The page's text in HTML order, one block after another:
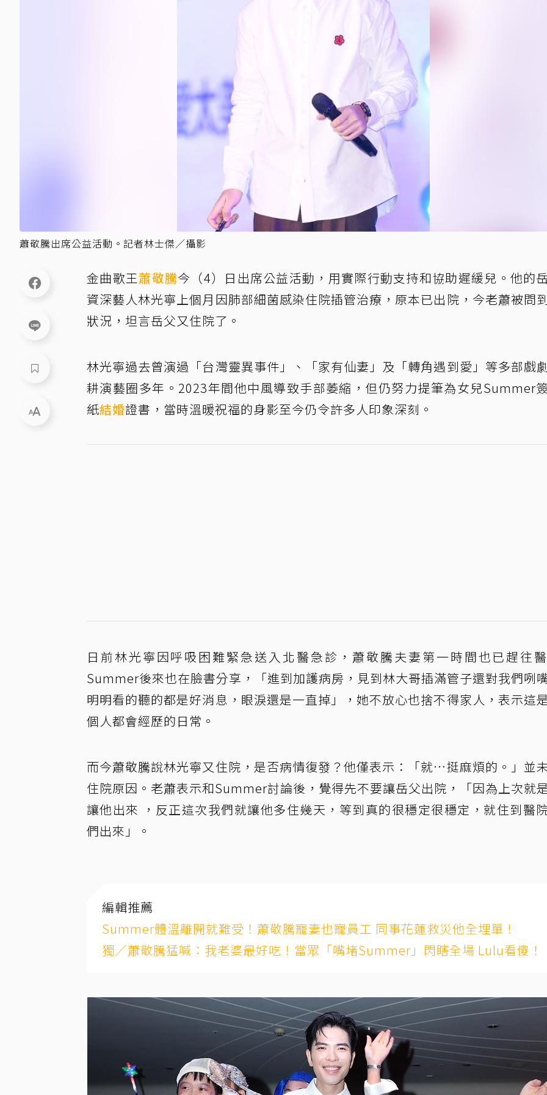
蕭敬騰出席公益活動。記者林士傑／攝影
金曲歌王蕭敬騰今（4）日出席公益活動，用實際行動支持和協助遲緩兒。他的
資深藝人林光寧上個月因肺部細菌感染住院插管治療，原本已出院，今老蕭被問
狀況，坦言岳父又住院了。
林光寧過去曾演過「台灣靈異事件」、「家有仙妻」及「轉角遇到愛」等多部戲
耕演藝圈多年。2023年間他中風導致手部萎縮，但仍努力提筆為女兒Summer
紙結婚證書，當時溫暖祝福的身影至今仍令許多人印象深刻。
日前林光寧因呼吸困難緊急送入北醫急診，蕭敬騰夫妻第一時間也已趕往醫
Summer後來也在臉書分享，「進到加護病房，見到林大哥插滿管子還對我們咧
明明看的聽的都是好消息，眼淚還是一直掉」，她不放心也捨不得家人，表示這
個人都會經歷的日常。
而今蕭敬騰說林光寧又住院，是否病情復發？他僅表示：「就…挺麻煩的。」並
住院原因。老蕭表示和Summer討論後，覺得先不要讓岳父出院，「因為上次就
讓他出來 ，反正這次我們就讓他多住幾天，等到真的很穩定很穩定，就住到醫
們出來」。
編輯推薦
Summer體溫離開就難受！蕭敬騰寵妻也寵員工 同事花蓮救災他全埋單！
獨／蕭敬騰猛喊：我老婆最好吃！當眾「嘴堵Summer」閃瞎全場 Lulu看傻！